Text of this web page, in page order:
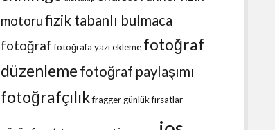
motorufizik tabanlı bulmaca
fotoğraf fotoğrafa yazı ekleme fotoğraf
düzenleme fotoğraf paylaşımı
fotoğrafçılıkfraggergünlük fırsatlar